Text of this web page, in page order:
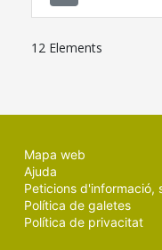
12 Elements
Mapa web
Ajuda
Peticions d'informació,
Política de galetes
Política de privacitat